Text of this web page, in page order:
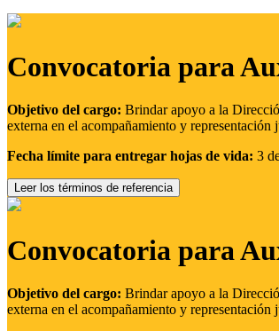
Convocatoria para
Objetivo del cargo: Brindar apoyo a la
externa en el acompañamiento y
Fecha límite para entregar hojas de vida: 3
Leer los términos de referencia
Convocatoria para
Objetivo del cargo: Brindar apoyo a la
externa en el acompañamiento y